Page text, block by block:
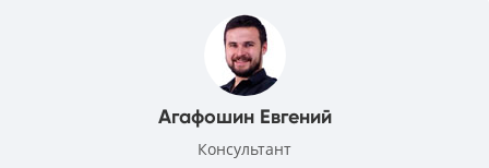
Агафошин Евгений
Консультант